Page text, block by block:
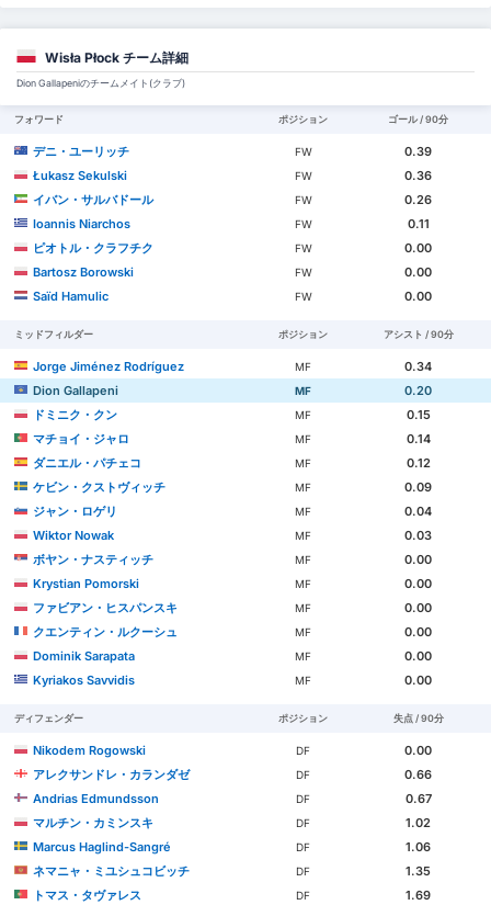
Wisła Płock チーム詳細
Dion Gallapeniのチームメイト(クラブ)
フォワード ポジション ゴール / 90分
デニ・ユーリッチ FW
0.39
Łukasz Sekulski
FW
0.36
イバン・サルバドール
FW
0.26
Ioannis Niarchos
FW
0.11
ピオトル・クラフチク
FW
0.00
Bartosz Borowski
FW
0.00
Saïd Hamulic
FW 0.00
ミッドフィルダー ポジション アシスト / 90分
Jorge Jiménez Rodríguez MF
0.34
Dion Gallapeni
MF
0.20
ドミニク・クン
MF
0.15
マチョイ・ジャロ
MF
0.14
ダニエル・パチェコ
MF
0.12
ケビン・クストヴィッチ
MF
0.09
ジャン・ロゲリ
MF
0.04
Wiktor Nowak
MF
0.03
ボヤン・ナスティッチ
MF
0.00
Krystian Pomorski
MF
0.00
ファビアン・ヒスパンスキ
MF
0.00
クエンティン・ルクーシュ
MF
0.00
Dominik Sarapata
MF
0.00
Kyriakos Savvidis
MF 0.00
ディフェンダー ポジション 失点 / 90分
Nikodem Rogowski DF
0.00
アレクサンドレ・カランダゼ
DF
0.66
Andrias Edmundsson
DF
0.67
マルチン・カミンスキ
DF
1.02
Marcus Haglind-Sangré
DF
1.06
ネマニャ・ミユシュコビッチ
DF
1.35
トマス・タヴァレス
DF
1.69